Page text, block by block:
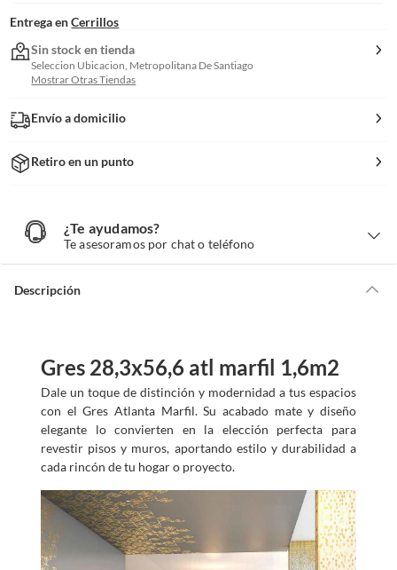
Entrega en Cerrillos
Sin stock en tienda
Seleccion Ubicacion, Metropolitana De Santiago
Mostrar Otras Tiendas
Envío a domicilio
Retiro en un punto
¿Te ayudamos?
Te asesoramos por chat o teléfono
y
a
Descripción
Gres 28,3x56,6 atl marfil 1,6m2
Dale un toque de distinción y modernidad a tus espacios
con el Gres Atlanta Marfil. Su acabado mate y diseño
elegante lo convierten en la elección perfecta para
revestir pisos y muros, aportando estilo y durabilidad a
cada rincón de tu hogar o proyecto.